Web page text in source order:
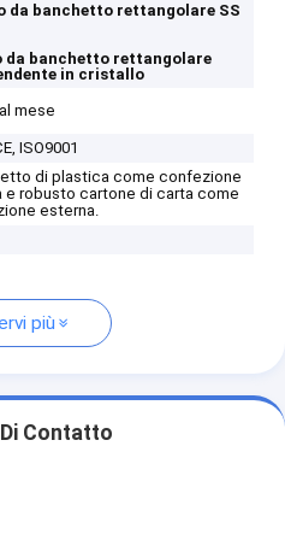
da banchetto rettangolare SS
da banchetto rettangolare
in cristallo
mese
ISO9001
di plastica come confezione
e robusto cartone di carta come
esterna.
più
Contatto